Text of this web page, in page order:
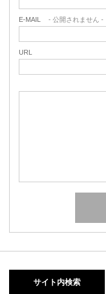
E-MAIL - 公開されません -
URL
サイト内検索